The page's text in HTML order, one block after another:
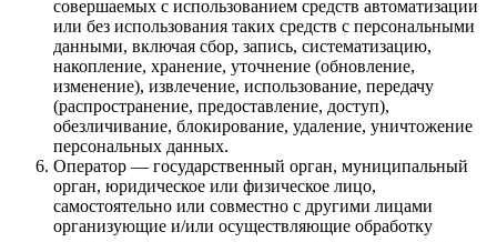
совершаемых с использованием средств автоматизации
или без использования таких средств с персональными
данными, включая сбор, запись, систематизацию,
накопление, хранение, уточнение (обновление,
изменение), извлечение, использование, передачу
(распространение, предоставление, доступ),
обезличивание, блокирование, удаление, уничтожение
персональных данных.
Оператор — государственный орган, муниципальный
орган, юридическое или физическое лицо,
самостоятельно или совместно с другими лицами
организующие и/или осуществляющие обработку